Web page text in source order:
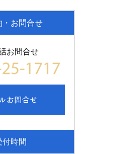
・お問合せ
お問合せ
付時間